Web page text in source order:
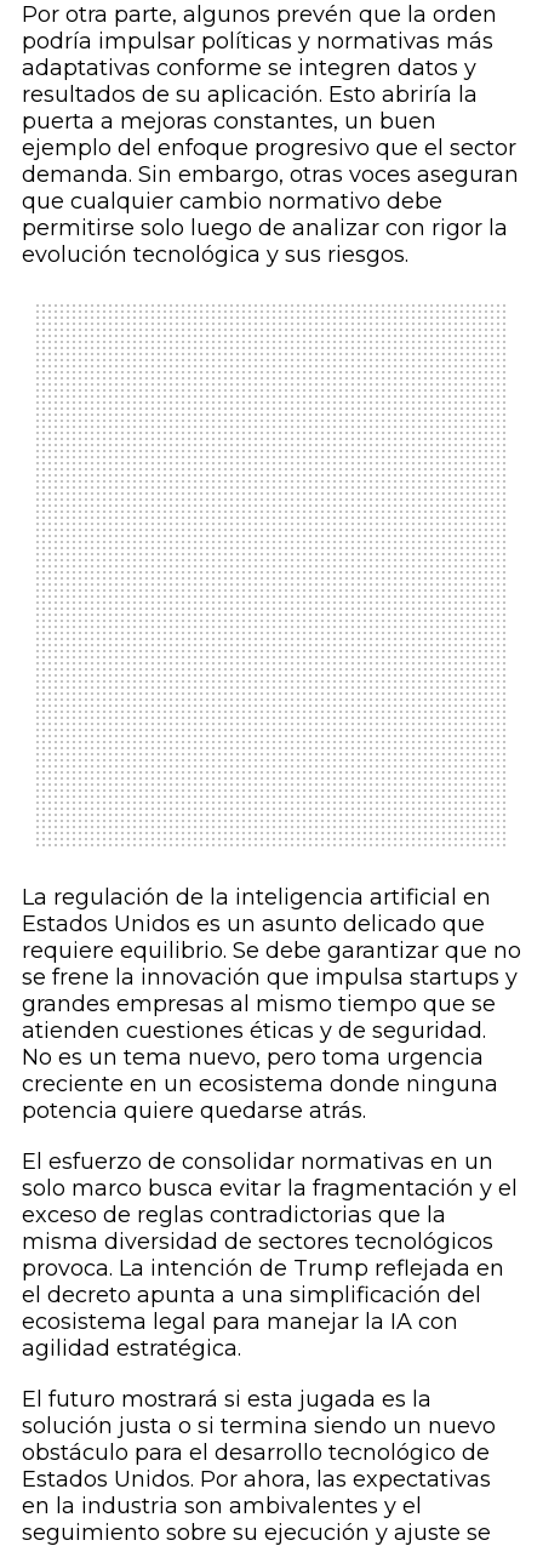
Por otra parte, algunos prevén que la orden
podría impulsar políticas y normativas más
adaptativas conforme se integren datos y
resultados de su aplicación. Esto abriría la
puerta a mejoras constantes, un buen
ejemplo del enfoque progresivo que el sector
demanda. Sin embargo, otras voces aseguran
que cualquier cambio normativo debe
permitirse solo luego de analizar con rigor la
evolución tecnológica y sus riesgos.
La regulación de la inteligencia artificial en
Estados Unidos es un asunto delicado que
requiere equilibrio. Se debe garantizar que no
se frene la innovación que impulsa startups y
grandes empresas al mismo tiempo que se
atienden cuestiones éticas y de seguridad.
No es un tema nuevo, pero toma urgencia
creciente en un ecosistema donde ninguna
potencia quiere quedarse atrás.
El esfuerzo de consolidar normativas en un
solo marco busca evitar la fragmentación y el
exceso de reglas contradictorias que la
misma diversidad de sectores tecnológicos
provoca. La intención de Trump reflejada en
el decreto apunta a una simplificación del
ecosistema legal para manejar la IA con
agilidad estratégica.
El futuro mostrará si esta jugada es la
solución justa o si termina siendo un nuevo
obstáculo para el desarrollo tecnológico de
Estados Unidos. Por ahora, las expectativas
en la industria son ambivalentes y el
seguimiento sobre su ejecución y ajuste se